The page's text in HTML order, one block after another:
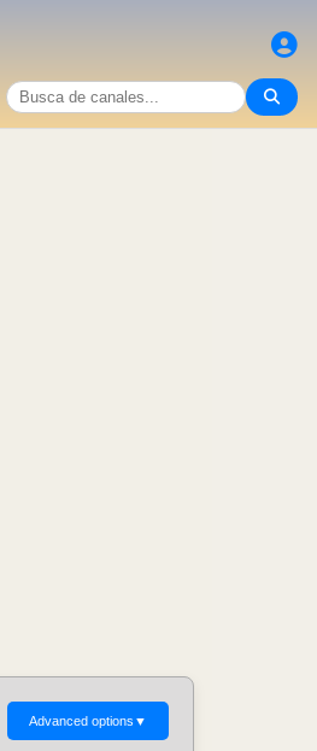
Advanced options ▼